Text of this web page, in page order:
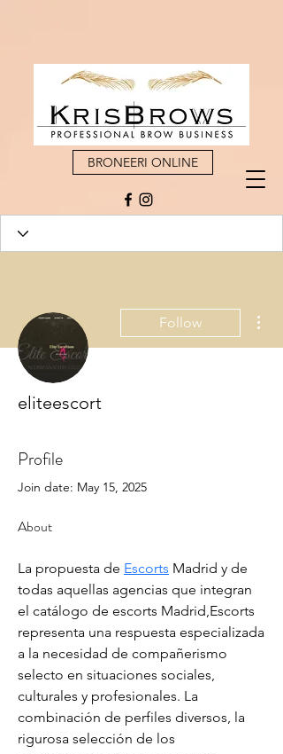
BRONEERI ONLINE
Follow
eliteescort
Profile
Join date: May 15, 2025
About
La propuesta de Escorts Madrid y de
todas aquellas agencias que integran
el catálogo de escorts Madrid,Escorts
representa una respuesta especializada
a la necesidad de compañerismo
selecto en situaciones sociales,
culturales y profesionales. La
combinación de perfiles diversos, la
rigurosa selección de los